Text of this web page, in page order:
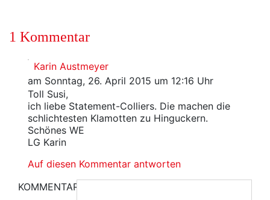
1 Kommentar
Karin Austmeyer
am Sonntag, 26. April 2015 um 12:16 Uhr
Toll Susi,
ich liebe Statement-Colliers. Die machen die
schlichtesten Klamotten zu Hinguckern.
Schönes WE
LG Karin
Auf diesen Kommentar antworten
KOMMENTAR